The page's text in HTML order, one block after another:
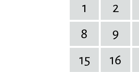
1
2
8
9
15
16